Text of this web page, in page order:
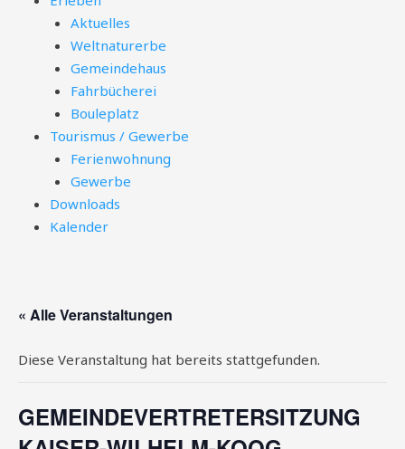
Aktuelles
Weltnaturerbe
Gemeindehaus
Fahrbücherei
Bouleplatz
Tourismus / Gewerbe
Ferienwohnung
Gewerbe
Downloads
Kalender
« Alle Veranstaltungen
Diese Veranstaltung hat bereits stattgefunden.
GEMEINDEVERTRETERSITZUNG